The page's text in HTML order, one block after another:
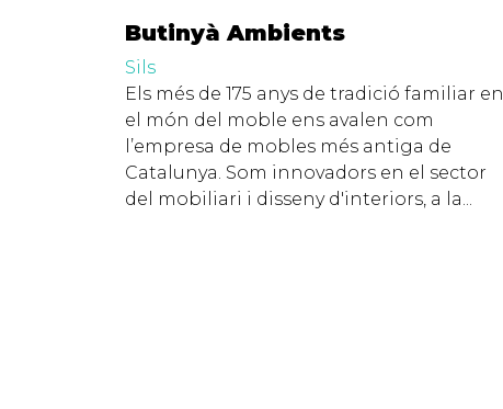
Butinyà Ambients
Sils
Els més de 175 anys de tradició familiar en
el món del moble ens avalen com
l’empresa de mobles més antiga de
Catalunya. Som innovadors en el sector
del mobiliari i disseny d'interiors, a la...